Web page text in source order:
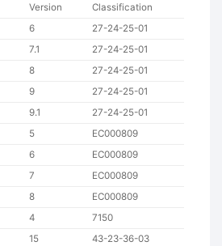
Version
Classification
6
27-24-25-01
7.1
27-24-25-01
8
27-24-25-01
9
27-24-25-01
9.1
27-24-25-01
5
EC000809
6
EC000809
7
EC000809
8
EC000809
4
7150
15 43-23-36-03